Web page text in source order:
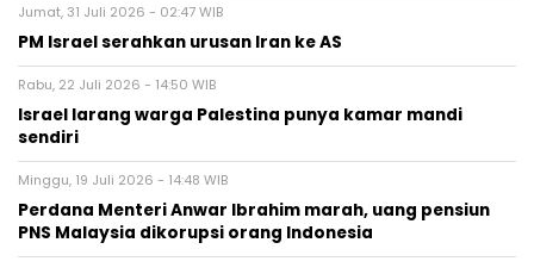
Jumat, 31 Juli 2026 - 02:47 WIB
PM Israel serahkan urusan Iran ke AS
Rabu, 22 Juli 2026 - 14:50 WIB
Israel larang warga Palestina punya kamar mandi
sendiri
Minggu, 19 Juli 2026 - 14:48 WIB
Perdana Menteri Anwar Ibrahim marah, uang pensiun
PNS Malaysia dikorupsi orang Indonesia